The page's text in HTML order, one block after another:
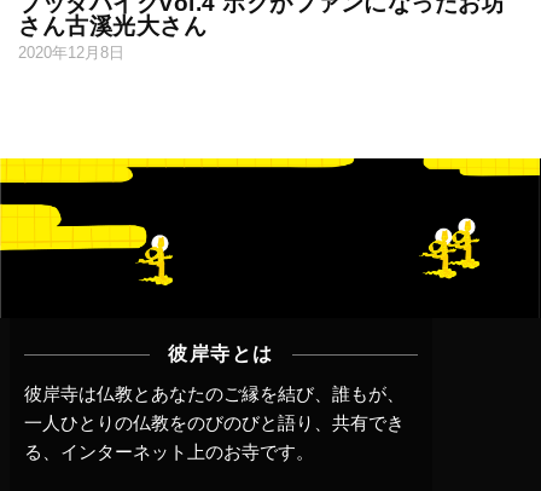
さん古溪光大さん
2020年12月8日
彼岸寺とは
彼岸寺は仏教とあなたのご縁を結び、誰もが、
一人ひとりの仏教をのびのびと語り、共有でき
る、インターネット上のお寺です。